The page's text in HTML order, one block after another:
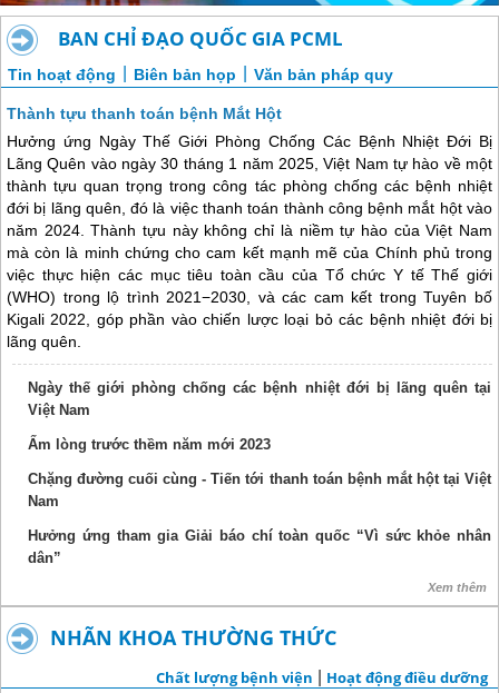
BAN CHỈ ĐẠO QUỐC GIA PCML
Tin hoạt động Biên bản họp Văn bản pháp quy
Thành tựu thanh toán bệnh Mắt Hột
Hưởng ứng Ngày Thế Giới Phòng Chống Các Bệnh Nhiệt Đới Bị
Lãng Quên vào ngày 30 tháng 1 năm 2025, Việt Nam tự hào về một
thành tựu quan trọng trong công tác phòng chống các bệnh nhiệt
đới bị lãng quên, đó là việc thanh toán thành công bệnh mắt hột vào
năm 2024. Thành tựu này không chỉ là niềm tự hào của Việt Nam
mà còn là minh chứng cho cam kết mạnh mẽ của Chính phủ trong
việc thực hiện các mục tiêu toàn cầu của Tổ chức Y tế Thế giới
(WHO) trong lộ trình 2021−2030, và các cam kết trong Tuyên bố
Kigali 2022, góp phần vào chiến lược loại bỏ các bệnh nhiệt đới bị
lãng quên.
Ngày thế giới phòng chống các bệnh nhiệt đới bị lãng quên tại
Việt Nam
Ấm lòng trước thềm năm mới 2023
Chặng đường cuối cùng - Tiến tới thanh toán bệnh mắt hột tại Việt
Nam
Hưởng ứng tham gia Giải báo chí toàn quốc “Vì sức khỏe nhân
dân”
Xem thêm
NHÃN KHOA THƯỜNG THỨC
Chất lượng bệnh viện Hoạt động điều dưỡng